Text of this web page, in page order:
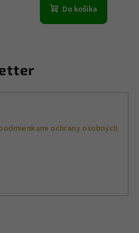
Do košíka
ochrany osobných